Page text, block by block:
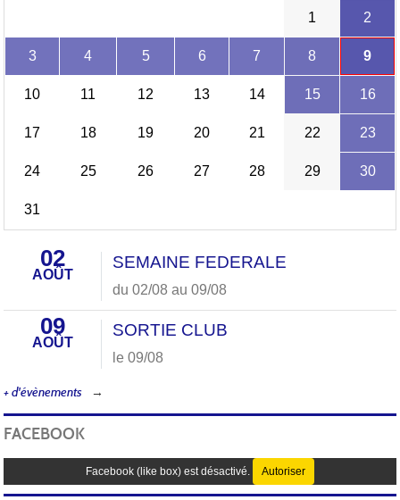
1 2
3 4 5 6 7 8 9
10 11 12 13 14 15 16
17 18 19 20 21 22 23
24 25 26 27 28 29 30
31
02
AOÛT
SEMAINE FEDERALE
du 02/08 au 09/08
09
AOÛT
SORTIE CLUB
le 09/08
+ d'évènements
FACEBOOK
Facebook (like box) est désactivé. Autoriser